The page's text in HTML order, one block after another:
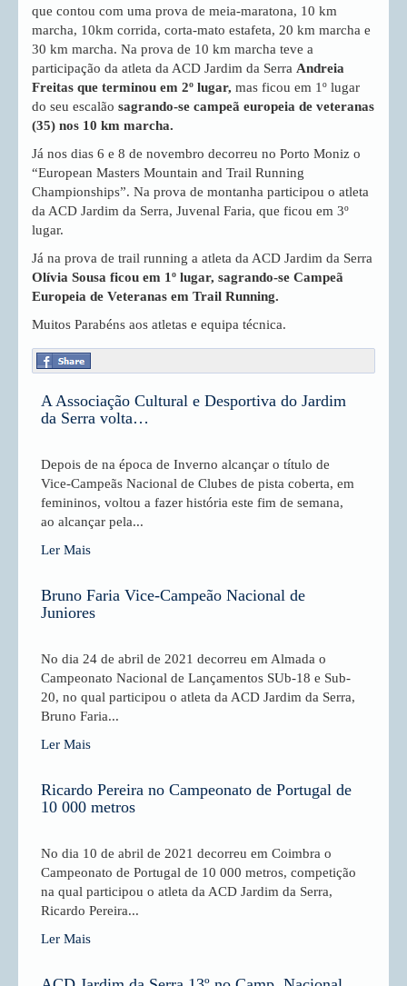
que contou com uma prova de meia-maratona, 10 km
marcha, 10km corrida, corta-mato estafeta, 20 km marcha e
30 km marcha. Na prova de 10 km marcha teve a
participação da atleta da ACD Jardim da Serra Andreia
Freitas que terminou em 2º lugar, mas ficou em 1º lugar
do seu escalão sagrando-se campeã europeia de veteranas
(35) nos 10 km marcha.
Já nos dias 6 e 8 de novembro decorreu no Porto Moniz o
“European Masters Mountain and Trail Running
Championships”. Na prova de montanha participou o atleta
da ACD Jardim da Serra, Juvenal Faria, que ficou em 3º
lugar.
Já na prova de trail running a atleta da ACD Jardim da Serra
Olívia Sousa ficou em 1º lugar, sagrando-se Campeã
Europeia de Veteranas em Trail Running.
Muitos Parabéns aos atletas e equipa técnica.
A Associação Cultural e Desportiva do Jardim
da Serra volta…
Depois de na época de Inverno alcançar o título de
Vice-Campeãs Nacional de Clubes de pista coberta, em
femininos, voltou a fazer história este fim de semana,
ao alcançar pela...
Ler Mais
Bruno Faria Vice-Campeão Nacional de
Juniores
No dia 24 de abril de 2021 decorreu em Almada o
Campeonato Nacional de Lançamentos SUb-18 e Sub-
20, no qual participou o atleta da ACD Jardim da Serra,
Bruno Faria...
Ler Mais
Ricardo Pereira no Campeonato de Portugal de
10 000 metros
No dia 10 de abril de 2021 decorreu em Coimbra o
Campeonato de Portugal de 10 000 metros, competição
na qual participou o atleta da ACD Jardim da Serra,
Ricardo Pereira...
Ler Mais